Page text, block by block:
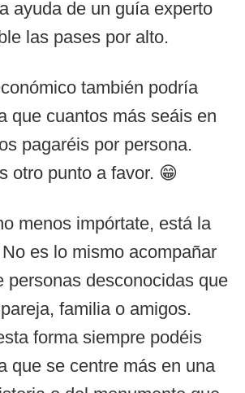
ayuda de un guía experto
las pases por alto.
también podría
que cuantos más seáis en
pagaréis por persona.
otro punto a favor. 😁
menos impórtate, está la
es lo mismo acompañar
personas desconocidas que
familia o amigos.
forma siempre podéis
que se centre más en una